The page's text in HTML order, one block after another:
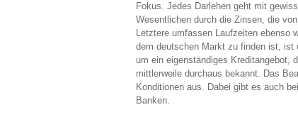
Fokus. Jedes Darlehen geht mit
Wesentlichen durch die Zinsen, die
Letztere umfassen Laufzeiten ebenso
dem deutschen Markt zu finden ist, ist
um ein eigenständiges Kreditangebot,
mittlerweile durchaus bekannt. Das
Konditionen aus. Dabei gibt es auch
Banken.